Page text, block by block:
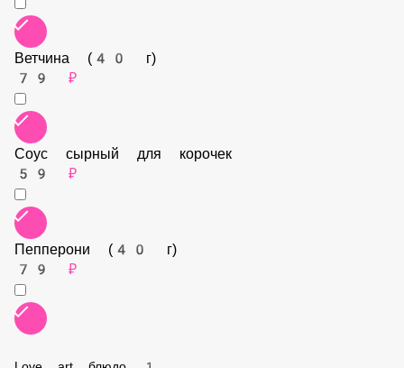
Моцарелла (50 г)
59 ₽
Ветчина (40 г)
79 ₽
Соус сырный для корочек
59 ₽